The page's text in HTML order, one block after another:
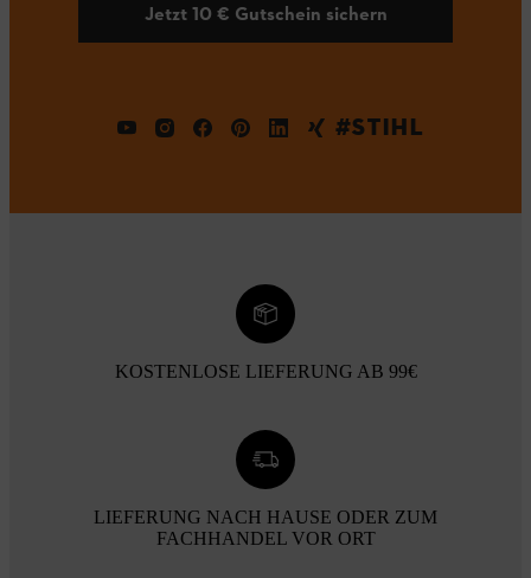
Jetzt 10 € Gutschein sichern
#STIHL
KOSTENLOSE LIEFERUNG AB 99€
LIEFERUNG NACH HAUSE ODER ZUM
FACHHANDEL VOR ORT